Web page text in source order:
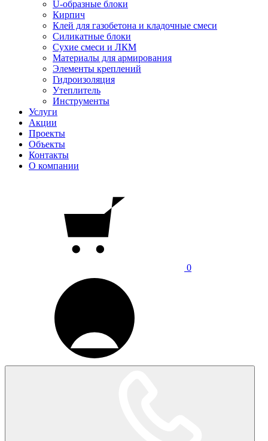
U-образные блоки
Кирпич
Клей для газобетона и кладочные смеси
Силикатные блоки
Сухие смеси и ЛКМ
Материалы для армирования
Элементы креплений
Гидроизоляция
Утеплитель
Инструменты
Услуги
Акции
Проекты
Объекты
Контакты
О компании
0